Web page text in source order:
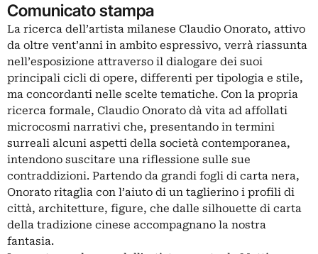
Comunicato stampa
La ricerca dell’artista milanese Claudio Onorato, attivo
da oltre vent’anni in ambito espressivo, verrà riassunta
nell’esposizione attraverso il dialogare dei suoi
principali cicli di opere, differenti per tipologia e stile,
ma concordanti nelle scelte tematiche. Con la propria
ricerca formale, Claudio Onorato dà vita ad affollati
microcosmi narrativi che, presentando in termini
surreali alcuni aspetti della società contemporanea,
intendono suscitare una riflessione sulle sue
contraddizioni. Partendo da grandi fogli di carta nera,
Onorato ritaglia con l’aiuto di un taglierino i profili di
città, architetture, figure, che dalle silhouette di carta
della tradizione cinese accompagnano la nostra
fantasia.